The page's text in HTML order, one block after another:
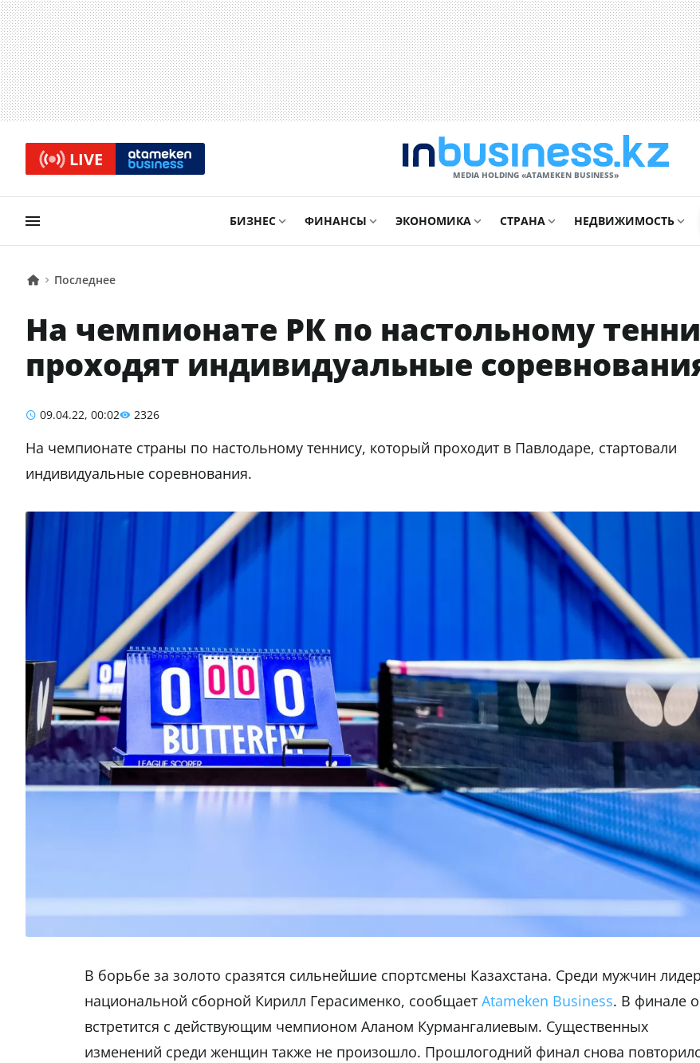
LIVE
MEDIA HOLDING «ATAMEKЕN BUSINESS»
БИЗНЕС ФИНАНСЫ ЭКОНОМИКА СТРАНА НЕДВИЖИМОСТЬ
Последнее
На чемпионате РК по настольному
проходят индивидуальные
09.04.22, 00:02 2326
На чемпионате страны по настольному теннису, который проходит в Павлодаре, стартовали
индивидуальные соревнования.
В борьбе за золото сразятся сильнейшие спортсмены Казахстана. Среди мужчин лидер
национальной сборной Кирилл Герасименко, сообщаетAtameken Business. В финале
встретится с действующим чемпионом Аланом Курмангалиевым. Существенных
изменений среди женщин также не произошло. Прошлогодний финал снова